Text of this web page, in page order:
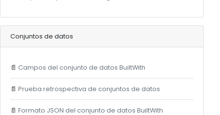
Conjuntos de datos
📄 Campos del conjunto de datos BuiltWith
📄 Prueba retrospectiva de conjuntos de datos
📄 Formato JSON del conjunto de datos BuiltWith